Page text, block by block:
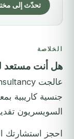
تحدّث إلى
الخلاصة
هل أنت مستعد
السويسريون
احجز استشارتك